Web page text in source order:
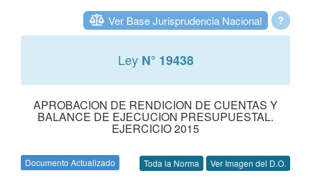
?
Ver Base Jurisprudencia Nacional
Ley N° 19438
APROBACION DE RENDICION DE CUENTAS Y
BALANCE DE EJECUCION PRESUPUESTAL.
EJERCICIO 2015
Documento Actualizado Toda la Norma Ver Imagen del D.O.